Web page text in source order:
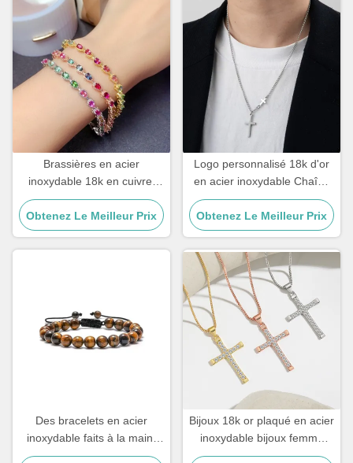
Brassières en acier
inoxydable 18k en cuivre,
zircon, diamant, or, bracelet
féminin
Obtenez Le Meilleur Prix
Logo personnalisé 18k d'or
en acier inoxydable Chaîne
Homme Bijoux Croix
Pendentif Chaînes
Obtenez Le Meilleur Prix
Des bracelets en acier
inoxydable faits à la main,
cadeau de couple, mâle, œil
Bijoux 18k or plaqué en acier
inoxydable bijoux femme
Choker Croix Collier 20